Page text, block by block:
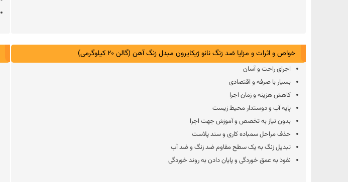
خواص و اثرات و مزایا ضد زنگ نانو ژیکایرون مبدل زنگ آهن (گالن 20 کیلوگرمی)
اجرای راحت و آسان
بسیار با صرفه و اقتصادی
کاهش هزینه و زمان اجرا
پایه آب و دوستدار محیط زیست
بدون نیاز به تخصص و آموزش جهت اجرا
حذف مراحل سمباده کاری و سند پلاست
تبدیل زنگ به یک سطح مقاوم ضد زنگ و ضد آب
نفوذ به عمق خوردگی و پایان دادن به روند خوردگی